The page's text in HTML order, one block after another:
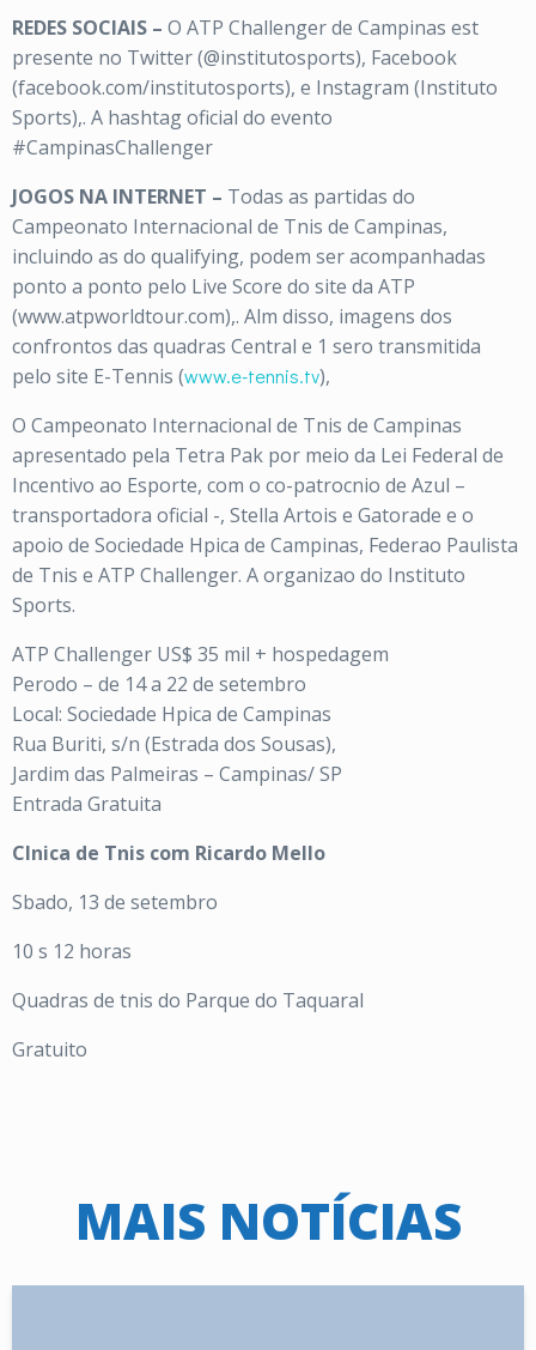
REDES SOCIAIS – O ATP Challenger de Campinas est
presente no Twitter (@institutosports), Facebook
(facebook.com/institutosports), e Instagram (Instituto
Sports),. A hashtag oficial do evento
#CampinasChallenger
JOGOS NA INTERNET – Todas as partidas do
Campeonato Internacional de Tnis de Campinas,
incluindo as do qualifying, podem ser acompanhadas
ponto a ponto pelo Live Score do site da ATP
(www.atpworldtour.com),. Alm disso, imagens dos
confrontos das quadras Central e 1 sero transmitida
pelo site E-Tennis (www.e-tennis.tv),
O Campeonato Internacional de Tnis de Campinas
apresentado pela Tetra Pak por meio da Lei Federal de
Incentivo ao Esporte, com o co-patrocnio de Azul –
transportadora oficial -, Stella Artois e Gatorade e o
apoio de Sociedade Hpica de Campinas, Federao Paulista
de Tnis e ATP Challenger. A organizao do Instituto
Sports.
ATP Challenger US$ 35 mil + hospedagem
Perodo – de 14 a 22 de setembro
Local: Sociedade Hpica de Campinas
Rua Buriti, s/n (Estrada dos Sousas),
Jardim das Palmeiras – Campinas/ SP
Entrada Gratuita
Clnica de Tnis com Ricardo Mello
Sbado, 13 de setembro
10 s 12 horas
Quadras de tnis do Parque do Taquaral
Gratuito
MAIS NOTÍCIAS